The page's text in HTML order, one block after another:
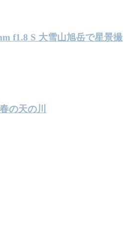
f1.8 S 大雪山旭岳で星景撮
の天の川